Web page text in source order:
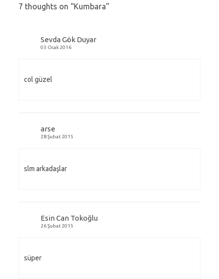
7 thoughts on “Kumbara”
Sevda Gök Duyar
03 Ocak 2016
col güzel
arse
28 Şubat 2015
slm arkadaşlar
Esin Can Tokoğlu
26 Şubat 2015
süper